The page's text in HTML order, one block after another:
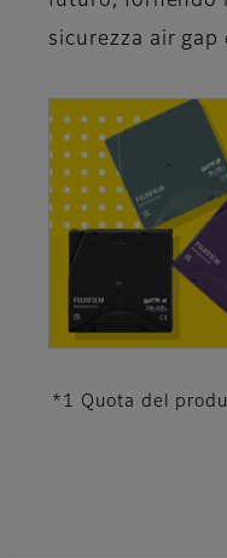
sicurezza air
*1 Quota del